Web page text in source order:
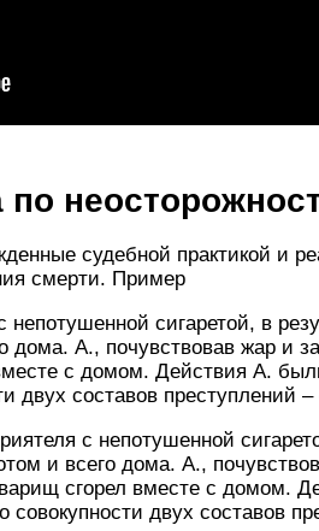
судебной практикой и
смерти. Пример
сигаретой, в
дома. А., почувствовав жар и
с домом. Действия А.
двух составов преступлений
с непотушенной
и всего дома. А.,
сгорел вместе с домом.
двух составов